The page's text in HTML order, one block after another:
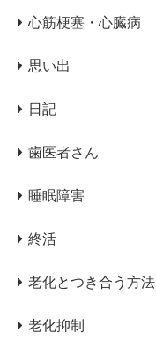
心筋梗塞・心臓病
思い出
日記
歯医者さん
睡眠障害
終活
老化とつき合う方法
老化抑制